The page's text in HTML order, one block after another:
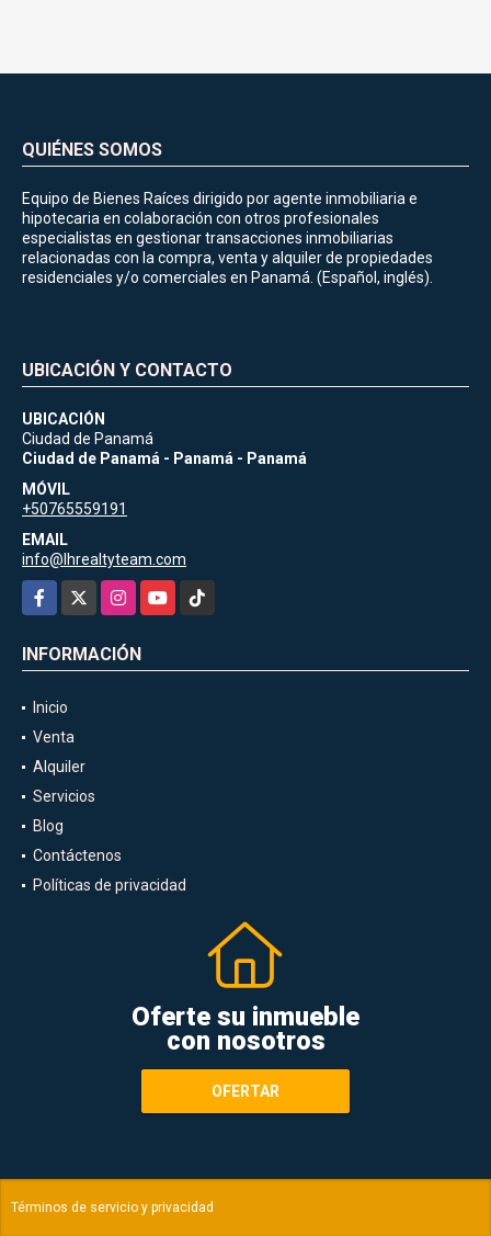
QUIÉNES SOMOS
Equipo de Bienes Raíces dirigido por agente inmobiliaria e
hipotecaria en colaboración con otros profesionales
especialistas en gestionar transacciones inmobiliarias
relacionadas con la compra, venta y alquiler de propiedades
residenciales y/o comerciales en Panamá. (Español, inglés).
UBICACIÓN Y CONTACTO
UBICACIÓN
Ciudad de Panamá
Ciudad de Panamá - Panamá - Panamá
MÓVIL
+50765559191
EMAIL
info@lhrealtyteam.com
Facebook
InstagramYouTubeTikTok
INFORMACIÓN
Inicio
Venta
Alquiler
Servicios
Blog
Contáctenos
Políticas de privacidad
Oferte su inmueble
con nosotros
OFERTAR
Términos de servicio y privacidad